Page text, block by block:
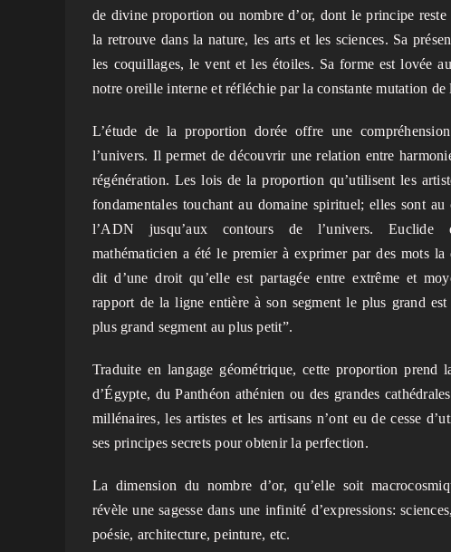
de divine proportion ou nombre d’or, dont le principe reste
la retrouve dans la nature, les arts et les sciences. Sa
les coquillages, le vent et les étoiles. Sa forme est lovée
notre oreille interne et réfléchie par la constante mutation de
L’étude de la proportion dorée offre une
l’univers. Il permet de découvrir une relation entre
régénération. Les lois de la proportion qu’utilisent les
fondamentales touchant au domaine spirituel; elles sont
l’ADN jusqu’aux contours de l’univers. Euclide
mathématicien a été le premier à exprimer par des mots
dit d’une droit qu’elle est partagée entre extrême et
rapport de la ligne entière à son segment le plus grand
plus grand segment au plus petit”.
Traduite en langage géométrique, cette proportion prend
d’Égypte, du Panthéon athénien ou des grandes
millénaires, les artistes et les artisans n’ont eu de cesse
ses principes secrets pour obtenir la perfection.
La dimension du nombre d’or, qu’elle soit
révèle une sagesse dans une infinité d’expressions:
poésie, architecture, peinture, etc.